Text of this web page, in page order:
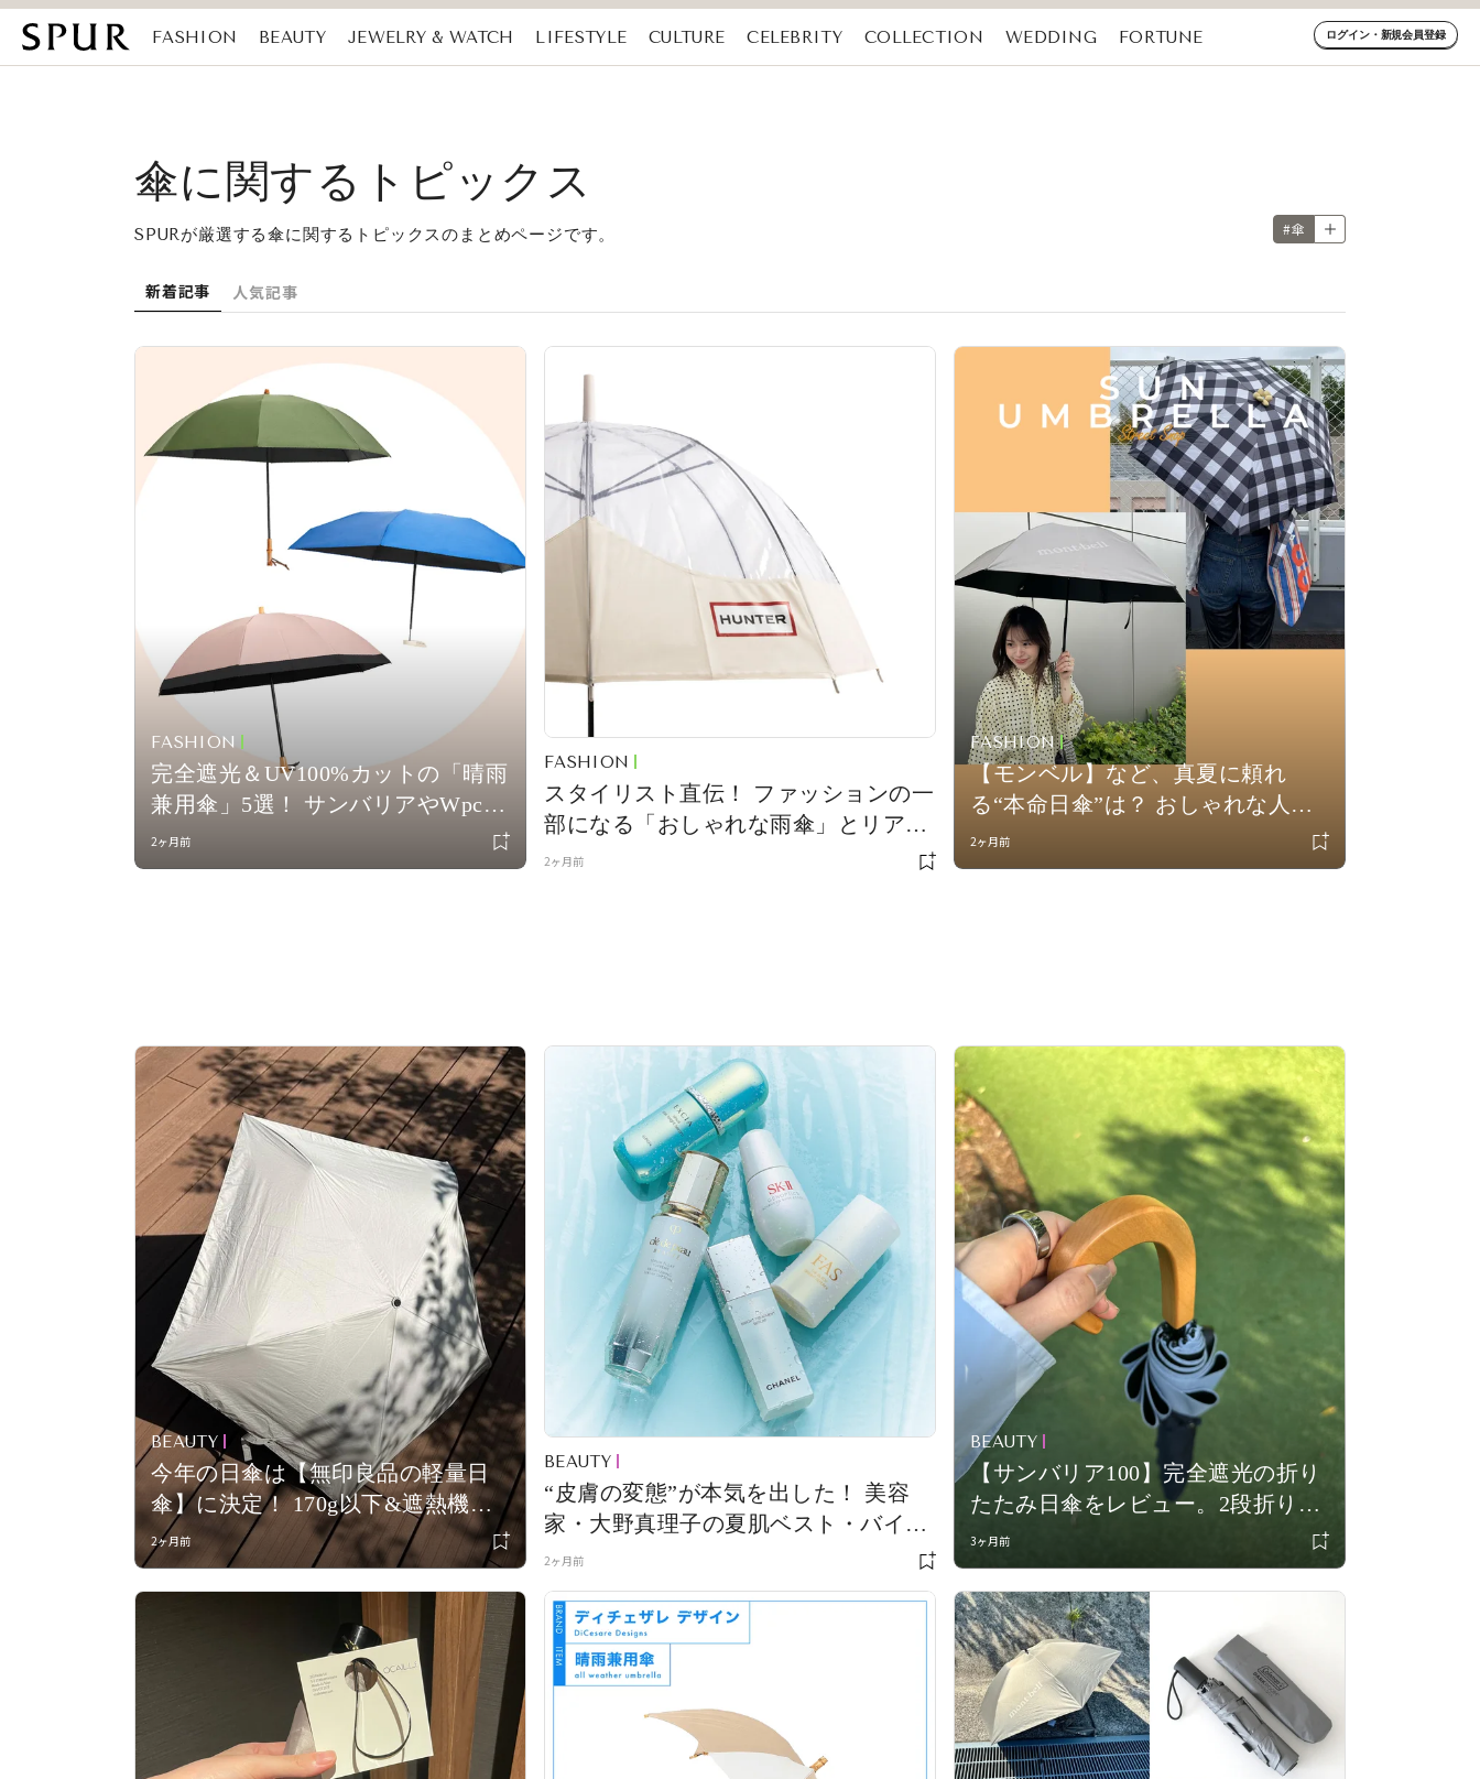
FASHION BEAUTY JEWELRY & WATCH LIFESTYLE CULTURE CELEBRITY COLLECTION WEDDING
FORTUNE
ログイン・新規会員登録
傘に関するトピックス
SPURが厳選する傘に関するトピックスのまとめページです。 #傘
新着記事 人気記事
FASHION
完全遮光＆UV100%カットの「晴雨
兼用傘」5選！ サンバリアやWpc.
など、外出が楽しくなる新作が集
合
2ヶ月前
FASHION
スタイリスト直伝！ ファッションの一
部になる「おしゃれな雨傘」とリアル
な着用スナップ
2ヶ月前
FASHION
【モンベル】など、真夏に頼れ
る“本命日傘”は？ おしゃれな人が
選ぶ高機能な１本をチェック！
2ヶ月前
BEAUTY
今年の日傘は【無印良品の軽量日
傘】に決定！ 170g以下&遮熱機能
つきが買い
2ヶ月前
BEAUTY
“皮膚の変態”が本気を出した！ 美容
家・大野真理子の夏肌ベスト・バイ・
スキンケア
2ヶ月前
BEAUTY
【サンバリア100】完全遮光の折り
たたみ日傘をレビュー。2段折りを
選んだ理由＆種類の違いを比較！
3ヶ月前